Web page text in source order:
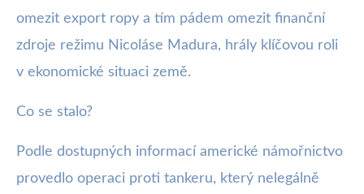
omezit export ropy a tím pádem omezit finanční
zdroje režimu Nicoláse Madura, hrály klíčovou roli
v ekonomické situaci země.
Co se stalo?
Podle dostupných informací americké námořnictvo
provedlo operaci proti tankeru, který nelegálně